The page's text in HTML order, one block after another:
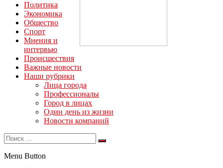
Политика
Экономика
Общество
Спорт
Мнения и
интервью
Происшествия
Важные новости
Наши рубрики
Лица города
Профессионалы
Город в лицах
Один день из жизни
Новости компаний
Menu Button